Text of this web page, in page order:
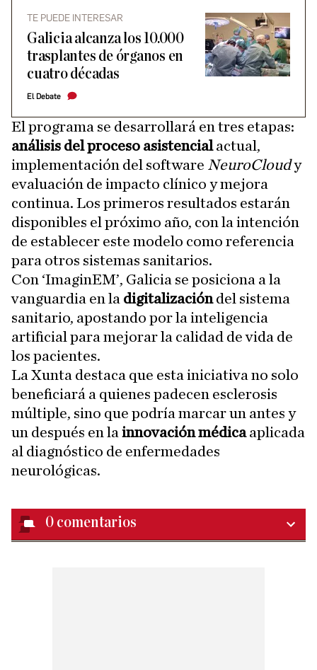
TE PUEDE INTERESAR
Galicia alcanza los 10.000
trasplantes de órganos en
cuatro décadas
El Debate
El programa se desarrollará en tres etapas:
análisis del proceso asistencialactual,
implementación del software NeuroCloudy
evaluación de impacto clínico y mejora
continua. Los primeros resultados estarán
disponibles el próximo año, con la intención
de establecer este modelo como referencia
para otros sistemas sanitarios.
Con ‘ImaginEM’, Galicia se posiciona a la
vanguardia en la digitalizacióndel sistema
sanitario, apostando por la inteligencia
artificial para mejorar la calidad de vida de
los pacientes.
La Xunta destaca que esta iniciativa no solo
beneficiará a quienes padecen esclerosis
múltiple, sino que podría marcar un antes y
un después en la innovación médicaaplicada
al diagnóstico de enfermedades
neurológicas.
0 comentarios